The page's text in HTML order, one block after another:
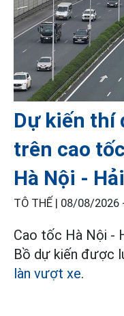
Dự kiến thí
trên cao
Hà Nội -
TÔ THẾ | 08/08/2026
Cao tốc Hà Nội -
Bồ dự kiến được
làn vượt xe.